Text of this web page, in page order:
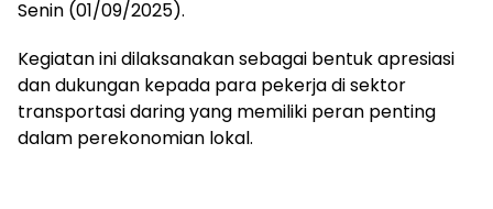
Senin (01/09/2025).
Kegiatan ini dilaksanakan sebagai bentuk apresiasi
dan dukungan kepada para pekerja di sektor
transportasi daring yang memiliki peran penting
dalam perekonomian lokal.